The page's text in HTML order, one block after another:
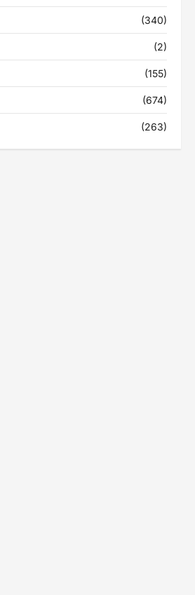
(340)
(2)
(155)
(674)
(263)